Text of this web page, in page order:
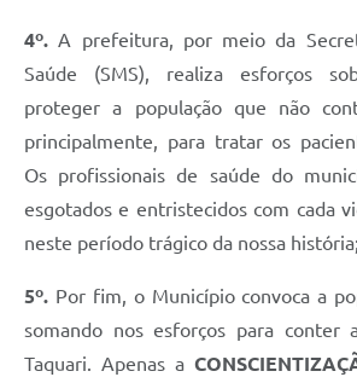
4º. A prefeitura, por meio da
Saúde (SMS), realiza esforços
proteger a população que não
principalmente, para tratar os
Os profissionais de saúde do
esgotados e entristecidos com cada
neste período trágico da nossa história;
5º. Por fim, o Município convoca a
somando nos esforços para conter
Taquari. Apenas a